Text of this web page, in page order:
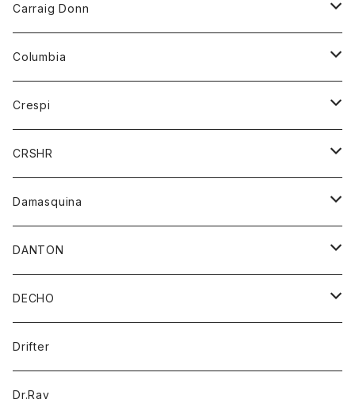
チーフ
バンダナ
トレーナー
パーカー
オーバーオール
カーディガン
Tシャツ
パーカー
ハーフスリーブTシャツ
Carraig Donn
ニット
Columbia
アウター
ジャケット
Crespi
ジャケット
ワンピース
ブラウス
CRSHR
キャップ
Damasquina
ウォレット
カードケース
バッグ
DANTON
アウター
コート
ジャケット
アクセサリー
バッグ
キッズ
DECHO
帽子
Drifter
Dr.Ray